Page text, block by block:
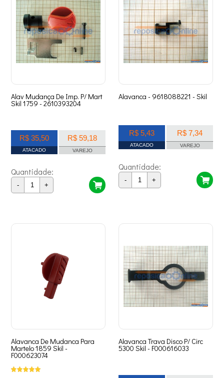
Alav Mudança De Imp. P/ Mart
Skil 1759 - 2610393204
R$ 35,50
ATACADO
R$ 59,18
VAREJO
Quantidade:
- +
Alavanca - 9618088221 - Skil
R$ 5,43
ATACADO
R$ 7,34
VAREJO
Quantidade:
- +
Alavanca De Mudanca Para
Martelo 1859 Skil -
F000623074
Alavanca Trava Disco P/ Circ
5300 Skil - F000616033